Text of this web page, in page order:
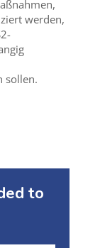
werden,
sollen.
to